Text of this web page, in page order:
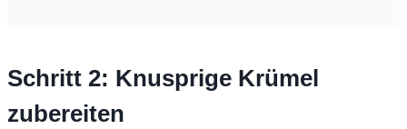
Schritt 2: Knusprige Krümel
zubereiten